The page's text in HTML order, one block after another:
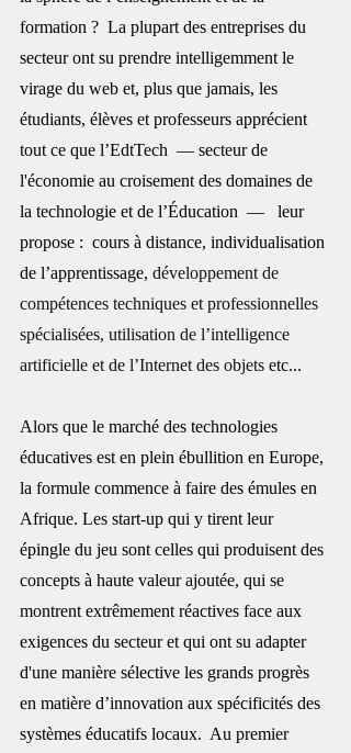
formation ?  La plupart des entreprises du
secteur ont su prendre intelligemment le
virage du web et, plus que jamais, les
étudiants, élèves et professeurs apprécient
tout ce que l’EdtTech  — secteur de
l'économie au croisement des domaines de
la technologie et de l’Éducation  —   leur
propose :  cours à distance, individualisation
de l’apprentissage, développement de
compétences techniques et professionnelles
spécialisées, utilisation de l’intelligence
artificielle et de l’Internet des objets etc...
Alors que le marché des technologies
éducatives est en plein ébullition en Europe,
la formule commence à faire des émules en
Afrique. Les start-up qui y tirent leur
épingle du jeu sont celles qui produisent des
concepts à haute valeur ajoutée, qui se
montrent extrêmement réactives face aux
exigences du secteur et qui ont su adapter
d'une manière sélective les grands progrès
en matière d’innovation aux spécificités des
systèmes éducatifs locaux.  Au premier